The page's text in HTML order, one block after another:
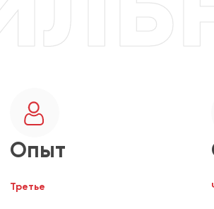
Опыт
Третье